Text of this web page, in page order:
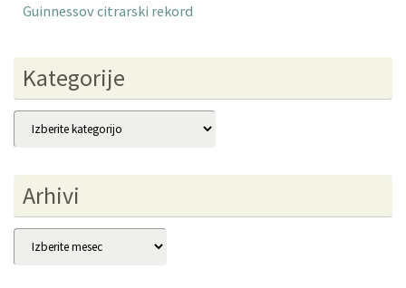
Guinnessov citrarski rekord
Kategorije
Kategorije
Arhivi
Arhivi